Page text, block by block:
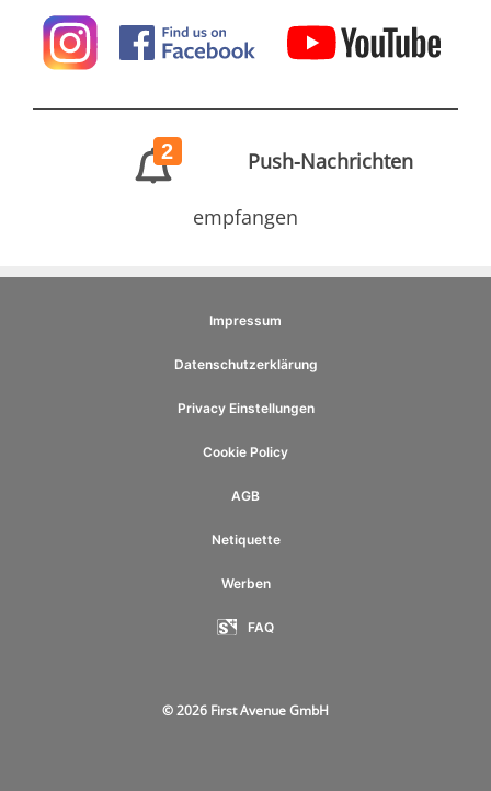
2 Push-Nachrichten
empfangen
Impressum
Datenschutzerklärung
Privacy Einstellungen
Cookie Policy
AGB
Netiquette
Werben
FAQ
© 2026 First Avenue GmbH